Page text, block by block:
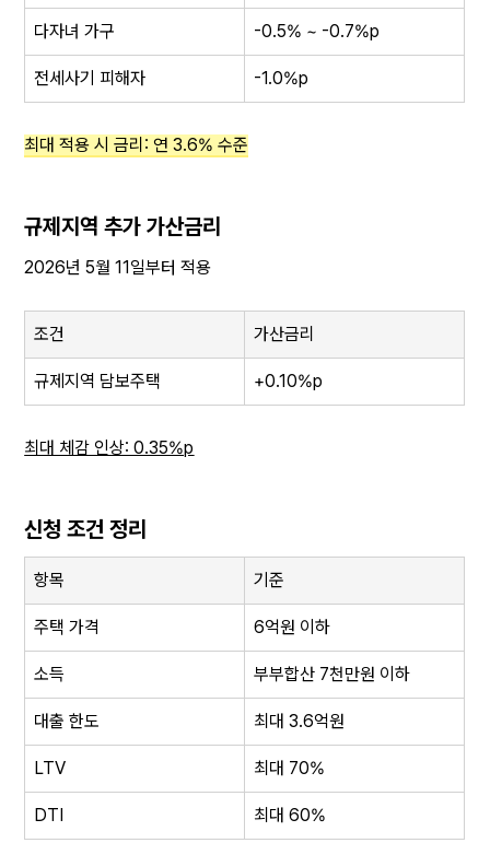
다자녀 가구 -0.5% ~ -0.7%p
전세사기 피해자 -1.0%p
최대 적용 시 금리: 연 3.6% 수준
규제지역 추가 가산금리
2026년 5월 11일부터 적용
조건 가산금리
규제지역 담보주택 +0.10%p
최대 체감 인상: 0.35%p
신청 조건 정리
항목 기준
주택 가격 6억원 이하
소득 부부합산 7천만원 이하
대출 한도 최대 3.6억원
LTV 최대 70%
DTI 최대 60%